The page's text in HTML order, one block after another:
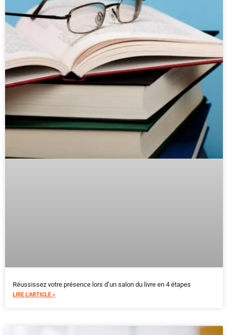
Réussissez votre présence lors d’un salon du livre en 4 étapes
LIRE L'ARTICLE »